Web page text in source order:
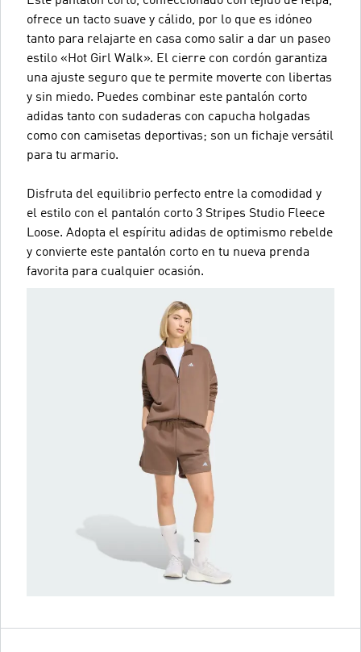
ofrece un tacto suave y cálido, por lo que es idóneo
tanto para relajarte en casa como salir a dar un paseo
estilo «Hot Girl Walk». El cierre con cordón garantiza
una ajuste seguro que te permite moverte con libertas
y sin miedo. Puedes combinar este pantalón corto
adidas tanto con sudaderas con capucha holgadas
como con camisetas deportivas; son un fichaje versátil
para tu armario.
Disfruta del equilibrio perfecto entre la comodidad y
el estilo con el pantalón corto 3 Stripes Studio Fleece
Loose. Adopta el espíritu adidas de optimismo rebelde
y convierte este pantalón corto en tu nueva prenda
favorita para cualquier ocasión.